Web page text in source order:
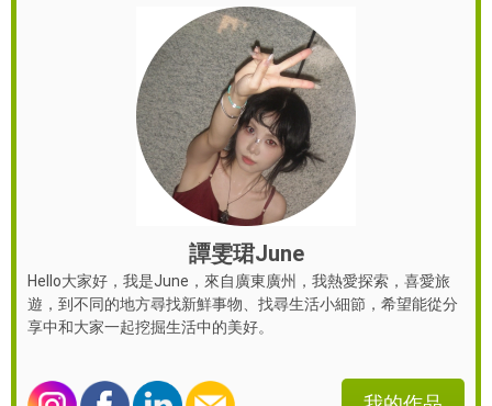
譚雯珺June
Hello大家好，我是June，來自廣東廣州，我熱愛探索，喜愛旅
遊，到不同的地方尋找新鮮事物、找尋生活小細節，希望能從分
享中和大家一起挖掘生活中的美好。